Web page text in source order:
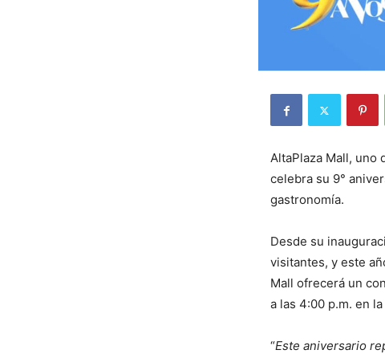
AltaPlaza Mall, uno
celebra su 9°
gastronomía.
Desde su
visitantes, y este
Mall ofrecerá un
a las 4:00 p.m. en
“Este aniversario